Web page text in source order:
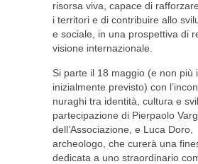
risorsa viva, capace di
i territori e di contribuire allo
e sociale, in una prospettiva di
visione internazionale.
Si parte il 18 maggio (e non più
inizialmente previsto) con
nuraghi tra identità, cultura e
partecipazione di Pierpaolo
dell’Associazione, e Luca Doro,
archeologo, che curerà una
dedicata a uno straordinario